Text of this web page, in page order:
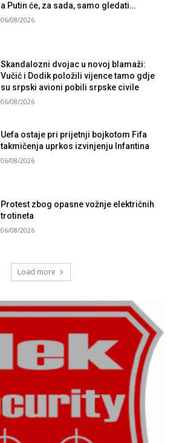
a Putin će, za sada, samo gledati…
06/08/2026
Skandalozni dvojac u novoj blamaži:
Vučić i Dodik položili vijence tamo gdje
su srpski avioni pobili srpske civile
06/08/2026
Uefa ostaje pri prijetnji bojkotom Fifa
takmičenja uprkos izvinjenju Infantina
06/08/2026
Protest zbog opasne vožnje električnih
trotineta
06/08/2026
Load more